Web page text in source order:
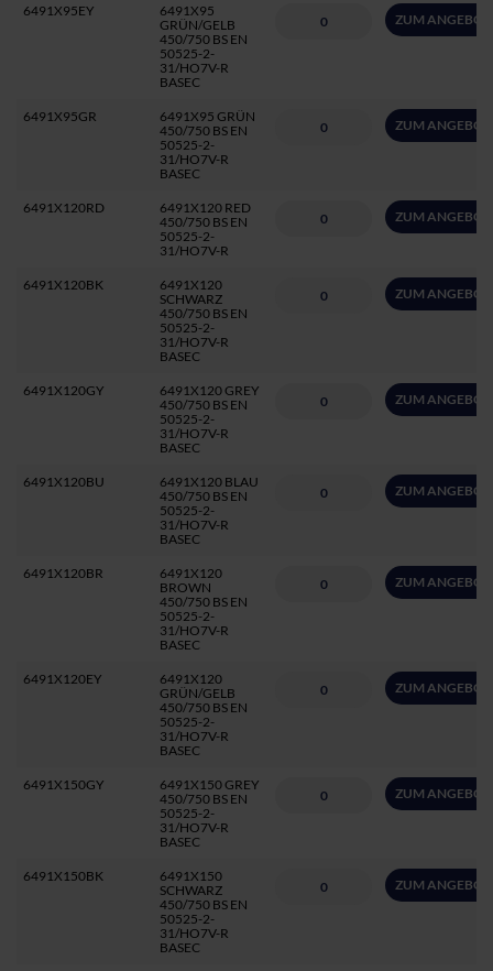
6491X95EY
6491X95
GRÜN/GELB
450/750 BS EN
50525-2-
31/HO7V-R
BASEC
ZUM
6491X95GR
6491X95 GRÜN
450/750 BS EN
50525-2-
31/HO7V-R
BASEC
ZUM
6491X120RD
6491X120 RED
450/750 BS EN
50525-2-
31/HO7V-R
ZUM
6491X120BK
6491X120
SCHWARZ
450/750 BS EN
50525-2-
31/HO7V-R
BASEC
ZUM
6491X120GY
6491X120 GREY
450/750 BS EN
50525-2-
31/HO7V-R
BASEC
ZUM
6491X120BU
6491X120 BLAU
450/750 BS EN
50525-2-
31/HO7V-R
BASEC
ZUM
6491X120BR
6491X120
BROWN
450/750 BS EN
50525-2-
31/HO7V-R
BASEC
ZUM
6491X120EY
6491X120
GRÜN/GELB
450/750 BS EN
50525-2-
31/HO7V-R
BASEC
ZUM
6491X150GY
6491X150 GREY
450/750 BS EN
50525-2-
31/HO7V-R
BASEC
ZUM
6491X150BK
6491X150
SCHWARZ
450/750 BS EN
50525-2-
31/HO7V-R
BASEC
ZUM